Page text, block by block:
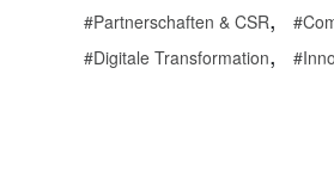
Partnerschaften & CSR,
Digitale Transformation,